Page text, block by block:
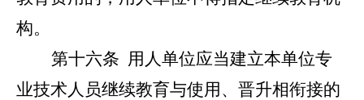
构。
第十六条 用人单位应当建立本单位专
业技术人员继续教育与使用、晋升相衔接的